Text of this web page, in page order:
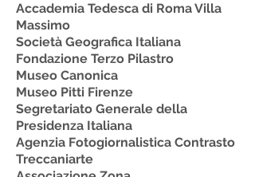
Accademia Tedesca di Roma Villa
Massimo
Società Geografica Italiana
Fondazione Terzo Pilastro
Museo Canonica
Museo Pitti Firenze
Segretariato Generale della
Presidenza Italiana
Agenzia Fotogiornalistica Contrasto
Treccaniarte